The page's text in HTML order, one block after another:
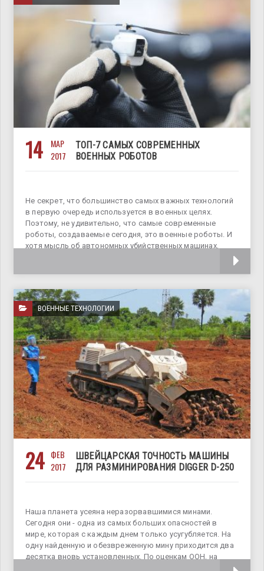
14
МАР
2017
ТОП-7 САМЫХ СОВРЕМЕННЫХ
ВОЕННЫХ РОБОТОВ
Не секрет, что большинство самых важных технологий
в первую очередь используется в военных целях.
Поэтому, не удивительно, что самые современные
роботы, создаваемые сегодня, это военные роботы. И
хотя мысль об автономных убийственных машинах,
несущих на себе вооружение, заставляет содрогаться, у
ВОЕННЫЕ ТЕХНОЛОГИИ
24 ФЕВ
2017
ШВЕЙЦАРСКАЯ ТОЧНОСТЬ МАШИНЫ
ДЛЯ РАЗМИНИРОВАНИЯ DIGGER D-250
Наша планета усеяна неразорвавшимися минами.
Сегодня они - одна из самых больших опасностей в
мире, которая с каждым днем только усугубляется. На
одну найденную и обезвреженную мину приходится два
десятка вновь установленных. По оценкам ООН, на